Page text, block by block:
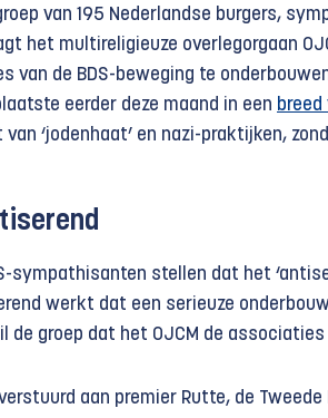
van 195 Nederlandse burgers,
het multireligieuze overlegorgaan
van de BDS-beweging te
eerder deze maand in een
‘jodenhaat’ en nazi-praktijken,
sympathisanten stellen dat het
werkt dat een serieuze
de groep dat het OJCM de
aan premier Rutte, de